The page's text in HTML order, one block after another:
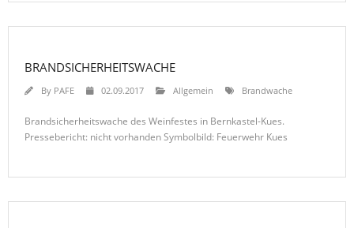
BRANDSICHERHEITSWACHE
By PAFE 02.09.2017 Allgemein Brandwache
Brandsicherheitswache des Weinfestes in Bernkastel-Kues.
Pressebericht: nicht vorhanden Symbolbild: Feuerwehr Kues